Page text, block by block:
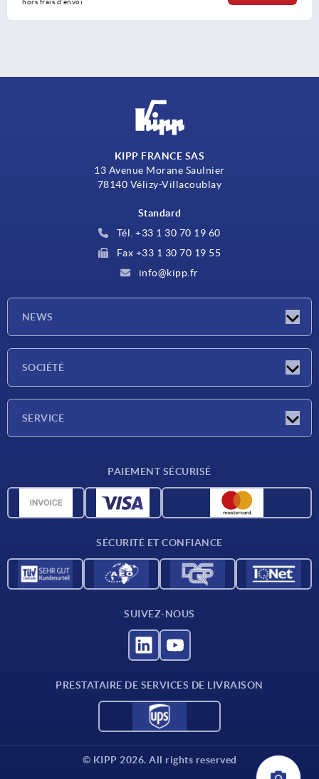
KIPP FRANCE SAS
13 Avenue Morane Saulnier
78140 Vélizy-Villacoublay
Standard
Tél. +33 1 30 70 19 60
Fax +33 1 30 70 19 55
info@kipp.fr
NEWS
SOCIÉTÉ
SERVICE
Données CAO
PAIEMENT SÉCURISÉ
SÉCURITÉ ET CONFIANCE
SUIVEZ-NOUS
PRESTATAIRE DE SERVICES DE LIVRAISON
© KIPP 2026. All rights reserved